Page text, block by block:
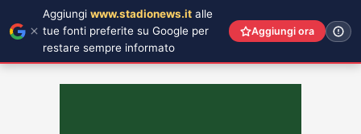
Aggiungi www.stadionews.it alle
tue fonti preferite su Google per
restare sempre informato
Aggiungi ora